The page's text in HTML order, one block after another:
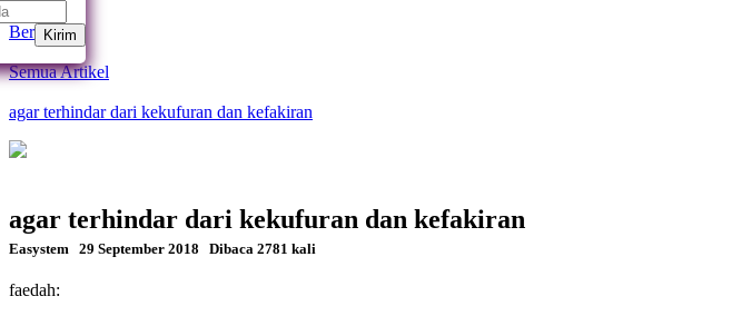
Kirim
Beranda
Semua Artikel
agar terhindar dari kekufuran dan kefakiran
agar terhindar dari kekufuran dan kefakiran
Easystem 29 September 2018 Dibaca 2781 kali
faedah: